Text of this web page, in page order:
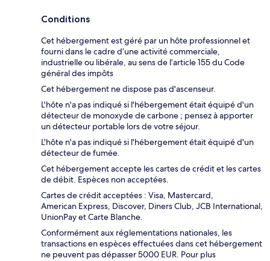
Conditions
Cet hébergement est géré par un hôte professionnel et
fourni dans le cadre d’une activité commerciale,
industrielle ou libérale, au sens de l’article 155 du Code
général des impôts
Cet hébergement ne dispose pas d'ascenseur.
L'hôte n'a pas indiqué si l'hébergement était équipé d'un
détecteur de monoxyde de carbone ; pensez à apporter
un détecteur portable lors de votre séjour.
L'hôte n'a pas indiqué si l'hébergement était équipé d'un
détecteur de fumée.
Cet hébergement accepte les cartes de crédit et les cartes
de débit. Espèces non acceptées.
Cartes de crédit acceptées : Visa, Mastercard,
American Express, Discover, Diners Club, JCB International,
UnionPay et Carte Blanche.
Conformément aux réglementations nationales, les
transactions en espèces effectuées dans cet hébergement
ne peuvent pas dépasser 5000 EUR. Pour plus